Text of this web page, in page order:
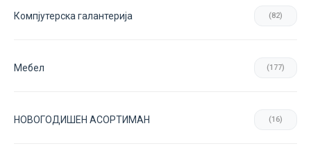
Компјутерска галантерија (82)
Мебел (177)
НОВОГОДИШЕН АСОРТИМАН (16)